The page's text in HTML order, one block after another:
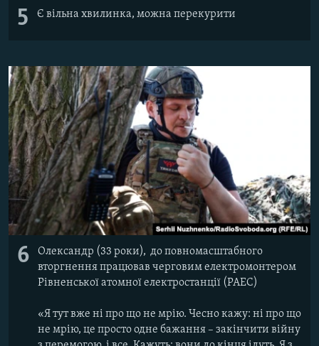
5 Є вільна хвилинка, можна перекурити
6
Олександр (33 роки), до повномасштабного
вторгнення працював черговим електромонтером
Рівненської атомної електростанції (РАЕС)
«Я тут вже ні про що не мрію. Чесно кажу: ні про що
не мрію, це просто одне бажання – закінчити війну